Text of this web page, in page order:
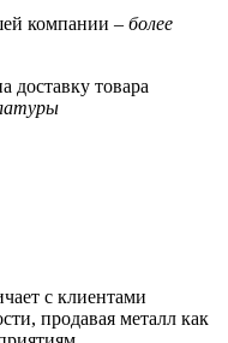
компании – более
доставку товара
с клиентами
продавая металл как